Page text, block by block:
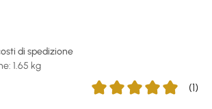
di spedizione
1.65 kg
(1)